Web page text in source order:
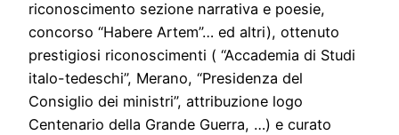
riconoscimento sezione narrativa e poesie,
concorso “Habere Artem”… ed altri), ottenuto
prestigiosi riconoscimenti ( “Accademia di Studi
italo-tedeschi”, Merano, “Presidenza del
Consiglio dei ministri”, attribuzione logo
Centenario della Grande Guerra, …) e curato